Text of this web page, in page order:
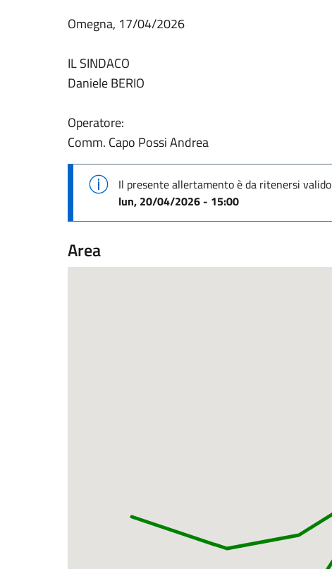
Omegna, 17/04/2026
IL SINDACO
Daniele BERIO
Operatore:
Comm. Capo Possi Andrea
Il presente allertamento è da ritenersi valido
lun, 20/04/2026 - 15:00
Area